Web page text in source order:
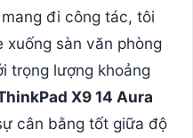
đi công tác, tôi
xuống sàn văn phòng
trọng lượng khoảng
X9 14 Aura
cân bằng tốt giữa độ